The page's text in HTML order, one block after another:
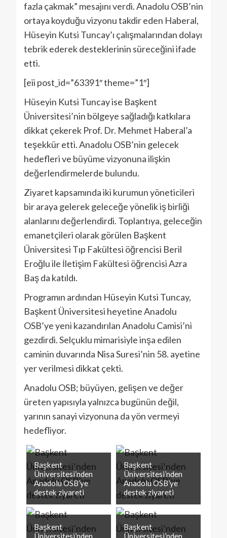
fazla çakmak” mesajını verdi. Anadolu OSB’nin
ortaya koyduğu vizyonu takdir eden Haberal,
Hüseyin Kutsi Tuncay’ı çalışmalarından dolayı
tebrik ederek desteklerinin süreceğini ifade
etti.
[eii post_id=”63391″ theme=”1″]
Hüseyin Kutsi Tuncay ise Başkent
Üniversitesi’nin bölgeye sağladığı katkılara
dikkat çekerek Prof. Dr. Mehmet Haberal’a
teşekkür etti. Anadolu OSB’nin gelecek
hedefleri ve büyüme vizyonuna ilişkin
değerlendirmelerde bulundu.
Ziyaret kapsamında iki kurumun yöneticileri
bir araya gelerek geleceğe yönelik iş birliği
alanlarını değerlendirdi. Toplantıya, geleceğin
emanetçileri olarak görülen Başkent
Üniversitesi Tıp Fakültesi öğrencisi Beril
Eroğlu ile İletişim Fakültesi öğrencisi Azra
Baş da katıldı.
Programın ardından Hüseyin Kutsi Tuncay,
Başkent Üniversitesi heyetine Anadolu
OSB’ye yeni kazandırılan Anadolu Camisi’ni
gezdirdi. Selçuklu mimarisiyle inşa edilen
caminin duvarında Nisa Suresi’nin 58. ayetine
yer verilmesi dikkat çekti.
Anadolu OSB; büyüyen, gelişen ve değer
üreten yapısıyla yalnızca bugünün değil,
yarının sanayi vizyonuna da yön vermeyi
hedefliyor.
Başkent
Üniversitesi’nden
Anadolu OSB’ye
destek ziyareti
Başkent
Üniversitesi’nden
Anadolu OSB’ye
destek ziyareti
Başkent
Üniversitesi’nden
Başkent
Üniversitesi’nden